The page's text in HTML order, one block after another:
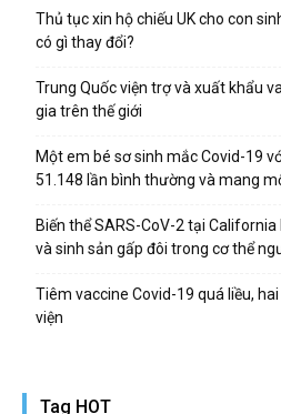
Thủ tục xin hộ chiếu UK cho con
có gì thay đổi?
Trung Quốc viện trợ và xuất khẩu
gia trên thế giới
Một em bé sơ sinh mắc Covid-19
51.148 lần bình thường và mang
Biến thể SARS-CoV-2 tại
và sinh sản gấp đôi trong cơ thể
Tiêm vaccine Covid-19 quá liều,
viện
Tag HOT